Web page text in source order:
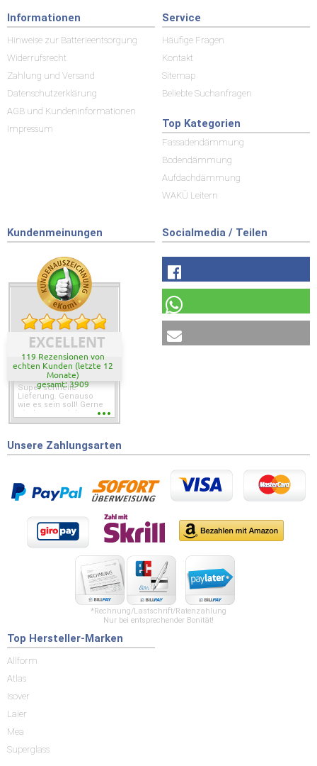
Informationen
Hinweise zur Batterieentsorgung
Widerrufsrecht
Zahlung und Versand
Datenschutzerklärung
AGB und Kundeninformationen
Impressum
Service
Häufige Fragen
Kontakt
Sitemap
Beliebte Suchanfragen
Top Kategorien
Fassadendämmung
Bodendämmung
Aufdachdämmung
WAKÜ Leitern
Kundenmeinungen
EXCELLENT
119 Rezensionen von
echten Kunden (letzte 12
Monate)
gesamt: 3909
Super schnelle
Lieferung. Genauso
wie es sein soll! Gerne
wieder wenn ich was
Socialmedia / Teilen
Unsere Zahlungsarten
*Rechnung/Lastschrift/Ratenzahlung
Nur bei entsprechender Bonität!
Top Hersteller-Marken
Allform
Atlas
Isover
Laier
Mea
Superglass